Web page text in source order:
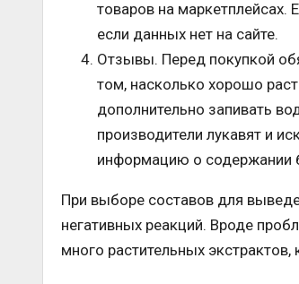
товаров на
если данных нет на сайте.
Отзывы. Перед покупкой
том, насколько хорошо
дополнительно запивать
производители лукавят и
информацию о содержании
При выборе составов для
негативных реакций. Вроде
много растительных